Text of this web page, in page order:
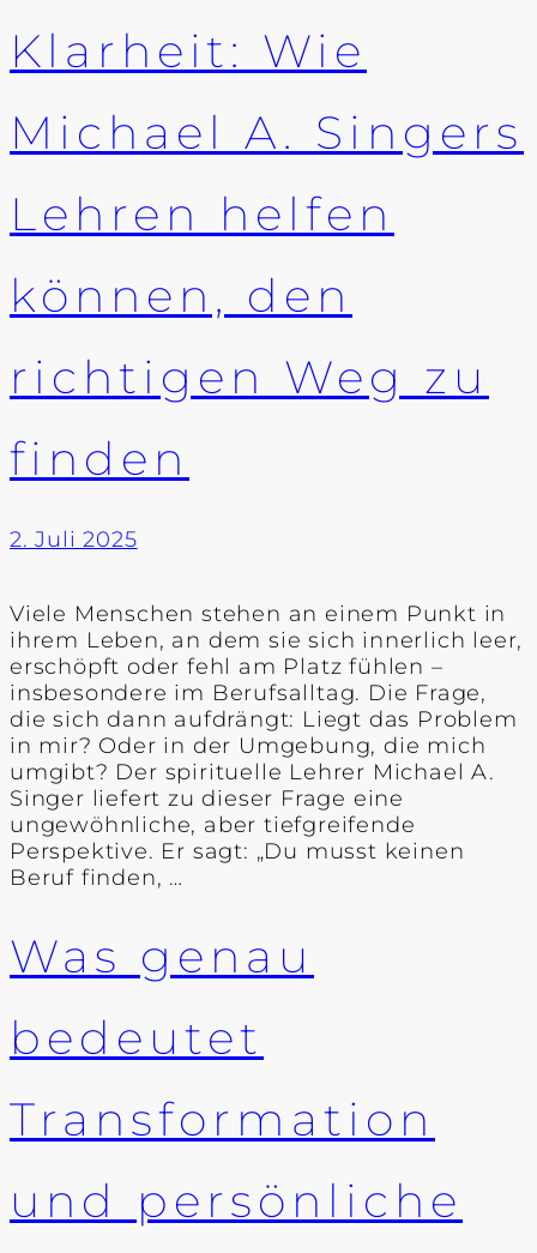
Klarheit: Wie
Michael A. Singers
Lehren helfen
können, den
richtigen Weg zu
finden
2. Juli 2025
Viele Menschen stehen an einem Punkt in
ihrem Leben, an dem sie sich innerlich leer,
erschöpft oder fehl am Platz fühlen –
insbesondere im Berufsalltag. Die Frage,
die sich dann aufdrängt: Liegt das Problem
in mir? Oder in der Umgebung, die mich
umgibt? Der spirituelle Lehrer Michael A.
Singer liefert zu dieser Frage eine
ungewöhnliche, aber tiefgreifende
Perspektive. Er sagt: „Du musst keinen
Beruf finden, …
Was genau
bedeutet
Transformation
und persönliche